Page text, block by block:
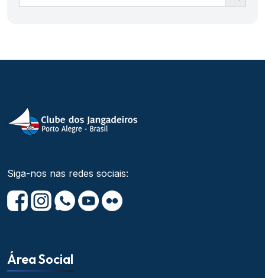
Siga-nos nas redes sociais:
Área Social